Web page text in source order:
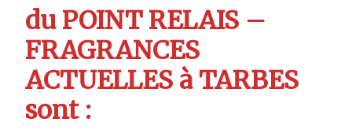
du POINT RELAIS –
FRAGRANCES
ACTUELLES à TARBES
sont :